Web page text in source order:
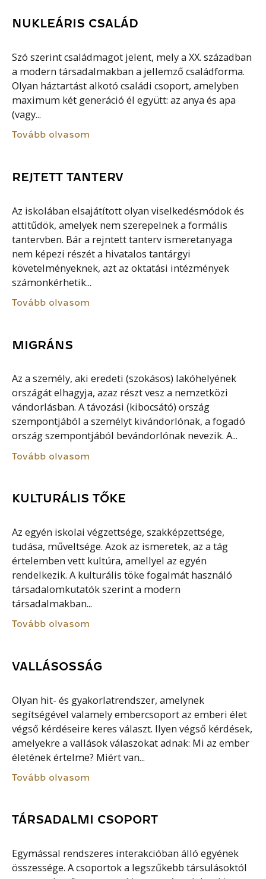
NUKLEÁRIS CSALÁD
Szó szerint családmagot jelent, mely a XX. században
a modern társadalmakban a jellemző családforma.
Olyan háztartást alkotó családi csoport, amelyben
maximum két generáció él együtt: az anya és apa
(vagy...
Tovább olvasom
REJTETT TANTERV
Az iskolában elsajátított olyan viselkedésmódok és
attitűdök, amelyek nem szerepelnek a formális
tantervben. Bár a rejntett tanterv ismeretanyaga
nem képezi részét a hivatalos tantárgyi
követelményeknek, azt az oktatási intézmények
számonkérhetik...
Tovább olvasom
MIGRÁNS
Az a személy, aki eredeti (szokásos) lakóhelyének
országát elhagyja, azaz részt vesz a nemzetközi
vándorlásban. A távozási (kibocsátó) ország
szempontjából a személyt kivándorlónak, a fogadó
ország szempontjából bevándorlónak nevezik. A...
Tovább olvasom
KULTURÁLIS TŐKE
Az egyén iskolai végzettsége, szakképzettsége,
tudása, műveltsége. Azok az ismeretek, az a tág
értelemben vett kultúra, amellyel az egyén
rendelkezik. A kulturális töke fogalmát használó
társadalomkutatók szerint a modern
társadalmakban...
Tovább olvasom
VALLÁSOSSÁG
Olyan hit- és gyakorlatrendszer, amelynek
segítségével valamely embercsoport az emberi élet
végső kérdéseire keres választ. Ilyen végső kérdések,
amelyekre a vallások válaszokat adnak: Mi az ember
életének értelme? Miért van...
Tovább olvasom
TÁRSADALMI CSOPORT
Egymással rendszeres interakcióban álló egyének
összessége. A csoportok a legszűkebb társulásoktól